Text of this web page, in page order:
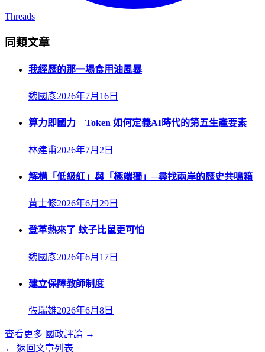
Threads
同類文章
我經歷的那一場食用油風暴
魏國彥2026年7月16日
算力即國力 Token 如何定義AI時代的第五生產要素
林建甫2026年7月2日
解構「低級紅」與「極端獨」─尋找兩岸的歷史共鳴箱
黃士修2026年6月29日
登革熱來了 蚊子比鼠更可怕
魏國彥2026年6月17日
建立保障教師制度
張瑞雄2026年6月8日
查看更多 國政評論 →
← 返回文章列表